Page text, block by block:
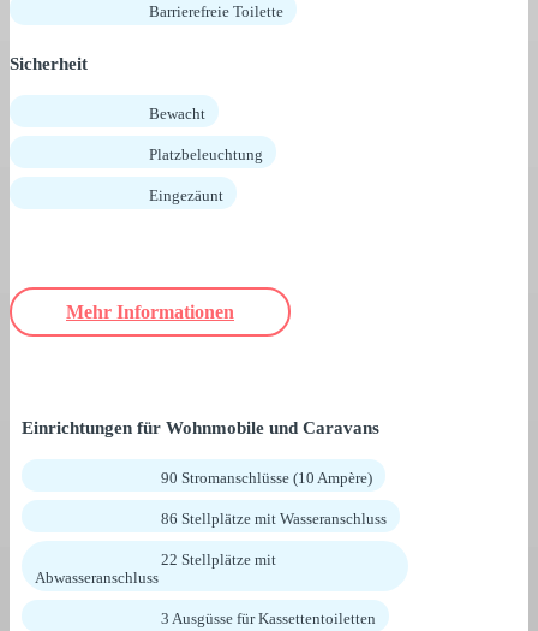
Barrierefreie Toilette
Sicherheit
Bewacht
Platzbeleuchtung
Eingezäunt
Mehr Informationen
Einrichtungen für Wohnmobile und Caravans
90 Stromanschlüsse (10 Ampère)
86 Stellplätze mit Wasseranschluss
22 Stellplätze mit
Abwasseranschluss
3 Ausgüsse für Kassettentoiletten